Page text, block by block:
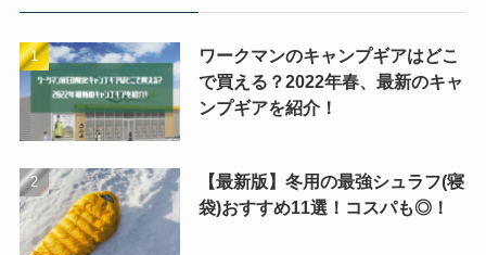
ワークマンのキャンプギアはどこ
で買える？2022年春、最新のキャ
ンプギアを紹介！
【最新版】冬用の最強シュラフ(寝
袋)おすすめ11選！コスパも◎！